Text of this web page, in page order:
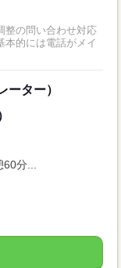
整の問い合わせ対応
ーター）
60分...